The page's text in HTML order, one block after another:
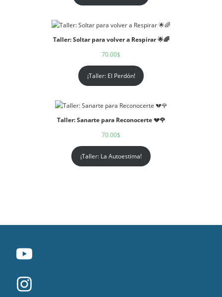
Taller: Soltar para volver a Respirar 🌟🌈
70.00$
¡Taller: El Perdón!
Taller: Sanarte para Reconocerte 💔🌹
70.00$
¡Taller: La Autoestima!